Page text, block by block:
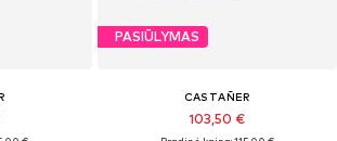
PASIŪLYMAS
CASTAÑER
103,50 €